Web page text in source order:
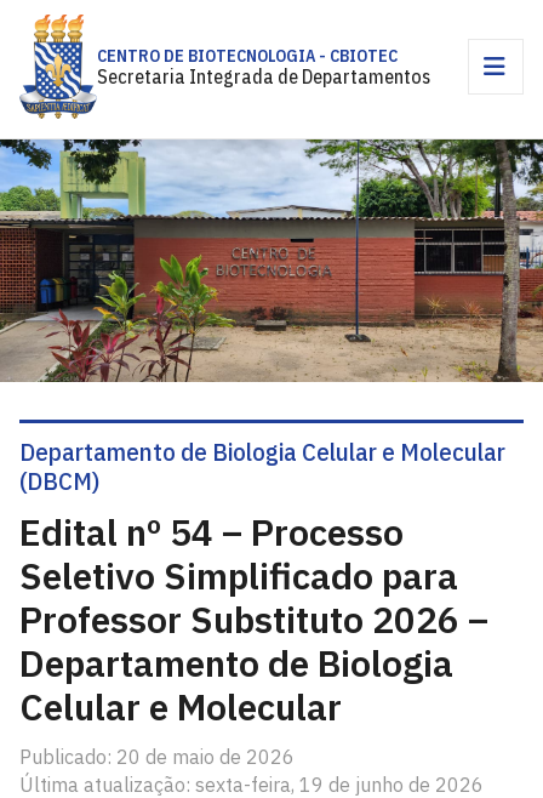
CENTRO DE BIOTECNOLOGIA - CBIOTEC
Secretaria Integrada de Departamentos
Departamento de Biologia Celular e Molecular
(DBCM)
Edital nº 54 – Processo
Seletivo Simplificado para
Professor Substituto 2026 –
Departamento de Biologia
Celular e Molecular
Publicado: 20 de maio de 2026
Última atualização: sexta-feira, 19 de junho de 2026